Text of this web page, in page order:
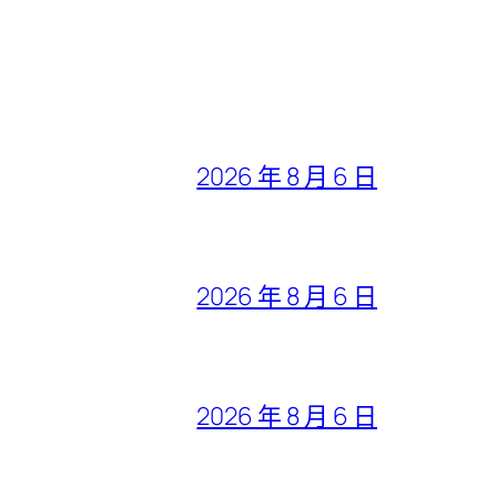
2026 年 8 月 6 日
2026 年 8 月 6 日
2026 年 8 月 6 日